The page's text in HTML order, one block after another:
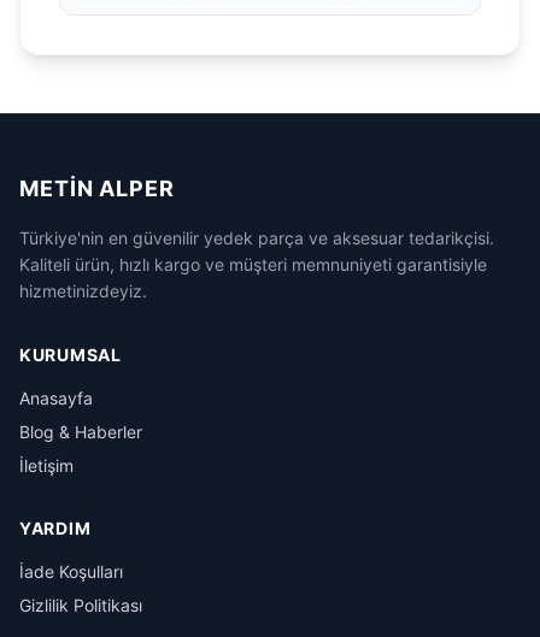
METIN ALPER
Türkiye'nin en güvenilir yedek parça ve aksesuar tedarikçisi.
Kaliteli ürün, hızlı kargo ve müşteri memnuniyeti garantisiyle
hizmetinizdeyiz.
KURUMSAL
Anasayfa
Blog & Haberler
İletişim
YARDIM
İade Koşulları
Gizlilik Politikası